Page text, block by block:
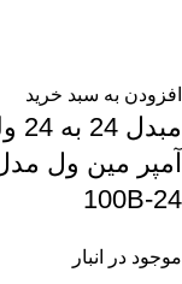
افزودن به سبد خرید
100B-24
موجود در انبار